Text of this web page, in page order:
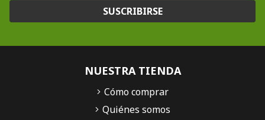
SUSCRIBIRSE
NUESTRA TIENDA
Cómo comprar
Quiénes somos